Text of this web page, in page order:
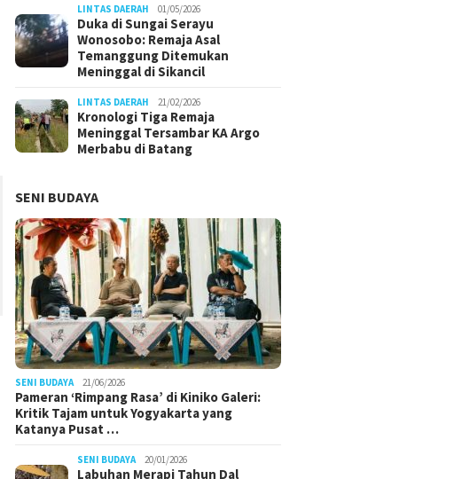
LINTAS DAERAH 01/05/2026
Duka di Sungai Serayu
Wonosobo: Remaja Asal
Temanggung Ditemukan
Meninggal di Sikancil
LINTAS DAERAH 21/02/2026
Kronologi Tiga Remaja
Meninggal Tersambar KA Argo
Merbabu di Batang
SENI BUDAYA
SENI BUDAYA 21/06/2026
Pameran ‘Rimpang Rasa’ di Kiniko Galeri:
Kritik Tajam untuk Yogyakarta yang
Katanya Pusat …
SENI BUDAYA 20/01/2026
Labuhan Merapi Tahun Dal